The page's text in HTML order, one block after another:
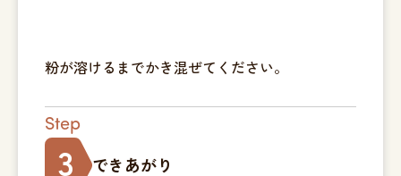
粉が溶けるまでかき混ぜてください。
Step
3 できあがり